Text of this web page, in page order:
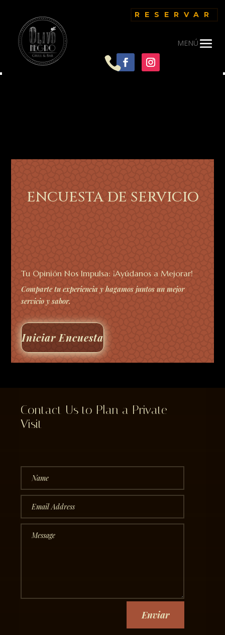
RESERVAR

ENCUESTA DE SERVICIO
Tu Opinión Nos Impulsa: ¡Ayúdanos a Mejorar!
Comparte tu experiencia y hagamos juntos un mejor
servicio y sabor.
Iniciar Encuesta
Contact Us to Plan a Private
Visit
Enviar